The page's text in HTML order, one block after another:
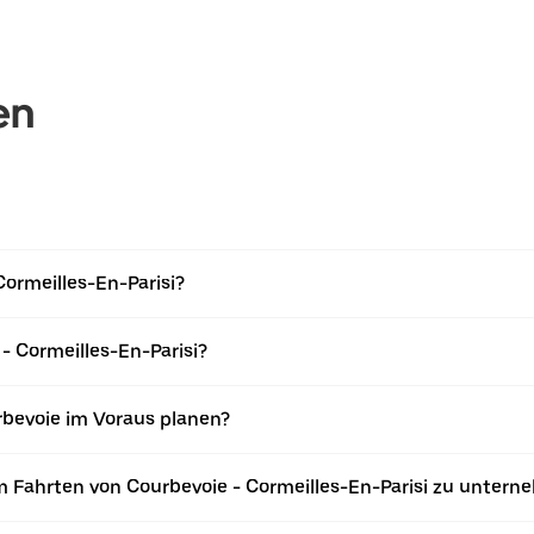
En-Parisi?
Cormeilles-En-Parisi?
im Voraus planen?
von Courbevoie - Cormeilles-En-Parisi zu